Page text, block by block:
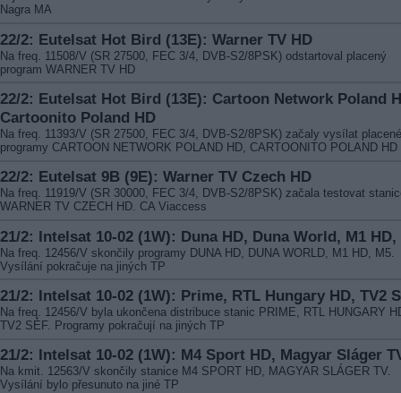
Nagra MA
22/2: Eutelsat Hot Bird (13E): Warner TV HD
Na freq. 11508/V (SR 27500, FEC 3/4, DVB-S2/8PSK) odstartoval placený
program WARNER TV HD
22/2: Eutelsat Hot Bird (13E): Cartoon Network Poland
Cartoonito Poland HD
Na freq. 11393/V (SR 27500, FEC 3/4, DVB-S2/8PSK) začaly vysílat placené
programy CARTOON NETWORK POLAND HD, CARTOONITO POLAND HD
22/2: Eutelsat 9B (9E): Warner TV Czech HD
Na freq. 11919/V (SR 30000, FEC 3/4, DVB-S2/8PSK) začala testovat
WARNER TV CZECH HD. CA Viaccess
21/2: Intelsat 10-02 (1W): Duna HD, Duna World, M1 HD,
Na freq. 12456/V skončily programy DUNA HD, DUNA WORLD, M1 HD, M5.
Vysílání pokračuje na jiných TP
21/2: Intelsat 10-02 (1W): Prime, RTL Hungary HD, TV2
Na freq. 12456/V byla ukončena distribuce stanic PRIME, RTL HUNGARY
TV2 SÉF. Programy pokračují na jiných TP
21/2: Intelsat 10-02 (1W): M4 Sport HD, Magyar Sláger
Na kmit. 12563/V skončily stanice M4 SPORT HD, MAGYAR SLÁGER TV.
Vysílání bylo přesunuto na jiné TP